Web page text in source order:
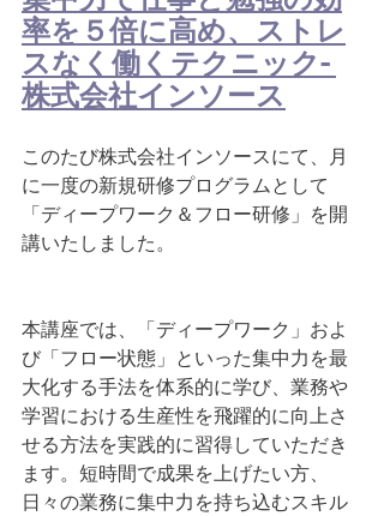
率を５倍に高め、ストレ
スなく働くテクニック-
株式会社インソース
このたび株式会社インソースにて、月
に一度の新規研修プログラムとして
「ディープワーク＆フロー研修」を開
講いたしました。
本講座では、「ディープワーク」およ
び「フロー状態」といった集中力を最
大化する手法を体系的に学び、業務や
学習における生産性を飛躍的に向上さ
せる方法を実践的に習得していただき
ます。短時間で成果を上げたい方、
日々の業務に集中力を持ち込むスキル